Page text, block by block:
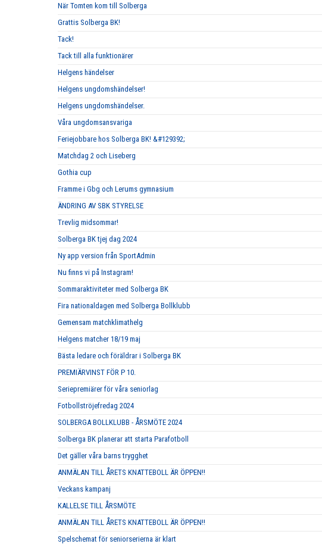
När Tomten kom till Solberga
Grattis Solberga BK!
Tack!
Tack till alla funktionärer
Helgens händelser
Helgens ungdomshändelser!
Helgens ungdomshändelser.
Våra ungdomsansvariga
Feriejobbare hos Solberga BK! &#129392;
Matchdag 2 och Liseberg
Gothia cup
Framme i Gbg och Lerums gymnasium
ÄNDRING AV SBK STYRELSE
Trevlig midsommar!
Solberga BK tjej dag 2024
Ny app version från SportAdmin
Nu finns vi på Instagram!
Sommaraktiviteter med Solberga BK
Fira nationaldagen med Solberga Bollklubb
Gemensam matchklimathelg
Helgens matcher 18/19 maj
Bästa ledare och föräldrar i Solberga BK
PREMIÄRVINST FÖR P 10.
Seriepremiärer för våra seniorlag
Fotbollströjefredag 2024
SOLBERGA BOLLKLUBB - ÅRSMÖTE 2024
Solberga BK planerar att starta Parafotboll
Det gäller våra barns trygghet
ANMÄLAN TILL ÅRETS KNATTEBOLL ÄR ÖPPEN!!
Veckans kampanj
KALLELSE TILL ÅRSMÖTE
ANMÄLAN TILL ÅRETS KNATTEBOLL ÄR ÖPPEN!!
Spelschemat för seniorserierna är klart